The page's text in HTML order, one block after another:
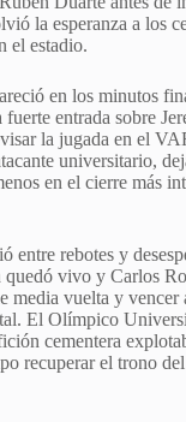
la esperanza a los
el estadio.
en los minutos
entrada sobre
la jugada en el
universitario,
en el cierre más
entre rebotes y
quedó vivo y Carlos
media vuelta y
El Olímpico
cementera
recuperar el trono